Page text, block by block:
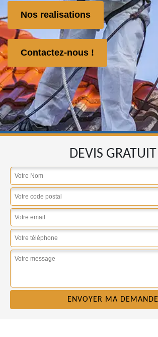
Nos realisations
Contactez-nous !
DEVIS GRATUIT